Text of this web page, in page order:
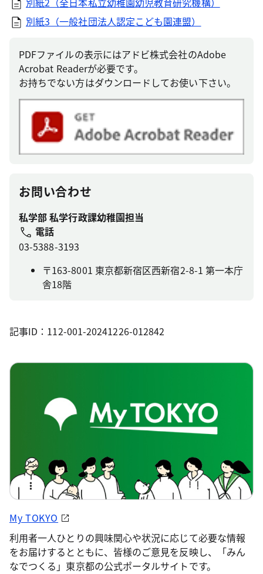
別紙3（一般社団法人認定こども園連盟）
PDFファイルの表示にはアドビ株式会社のAdobe
Acrobat Readerが必要です。
お持ちでない方はダウンロードしてお使い下さい。
お問い合わせ
私学部 私学行政課幼稚園担当
電話
03-5388-3193
〒163-8001 東京都新宿区西新宿2-8-1 第一本庁
舎18階
記事ID：112-001-20241226-012842
My TOKYO
利用者一人ひとりの興味関心や状況に応じて必要な情報
をお届けするとともに、皆様のご意見を反映し、「みん
なでつくる」東京都の公式ポータルサイトです。